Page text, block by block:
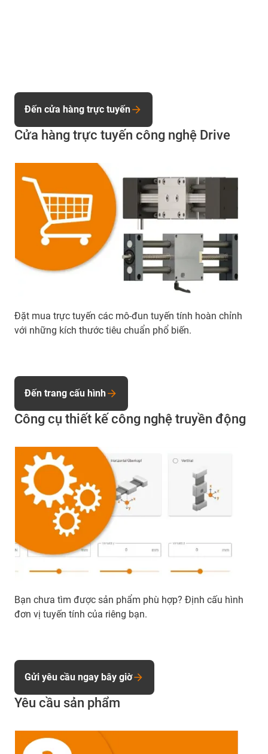
Cửa hàng trực tuyến công nghệ Drive
Đặt mua trực tuyến các mô-đun tuyến tính hoàn chỉnh
với những kích thước tiêu chuẩn phổ biến.
Đến cửa hàng trực tuyến
Công cụ thiết kế công nghệ truyền động
Bạn chưa tìm được sản phẩm phù hợp? Định cấu hình
đơn vị tuyến tính của riêng bạn.
Đến trang cấu hình
Yêu cầu sản phẩm
Gửi yêu cầu ngay bây giờ